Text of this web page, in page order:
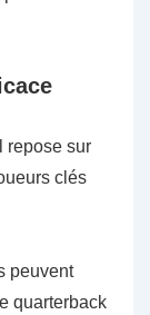
repose sur
clés
peuvent
quarterback